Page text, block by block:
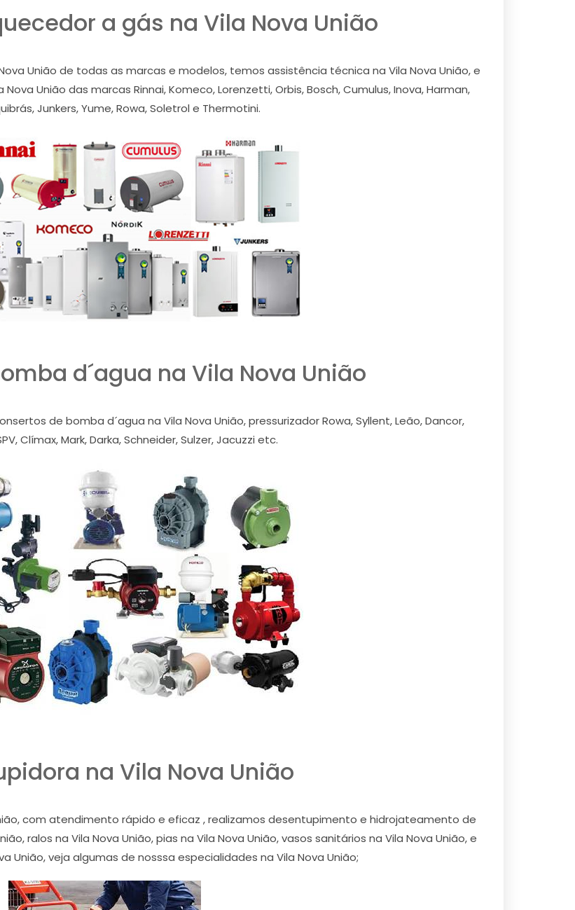
a gás na Vila Nova União
União de todas as marcas e modelos, temos assistência técnica na Vila Nova União, e
União das marcas Rinnai, Komeco, Lorenzetti, Orbis, Bosch, Cumulus, Inova, Harman,
Junkers, Yume, Rowa, Soletrol e Thermotini.
d´agua na Vila Nova União
de bomba d´agua na Vila Nova União, pressurizador Rowa, Syllent, Leão, Dancor,
Clímax, Mark, Darka, Schneider, Sulzer, Jacuzzi etc.
na Vila Nova União
com atendimento rápido e eficaz , realizamos desentupimento e hidrojateamento de
ralos na Vila Nova União, pias na Vila Nova União, vasos sanitários na Vila Nova União, e
União, veja algumas de nosssa especialidades na Vila Nova União;